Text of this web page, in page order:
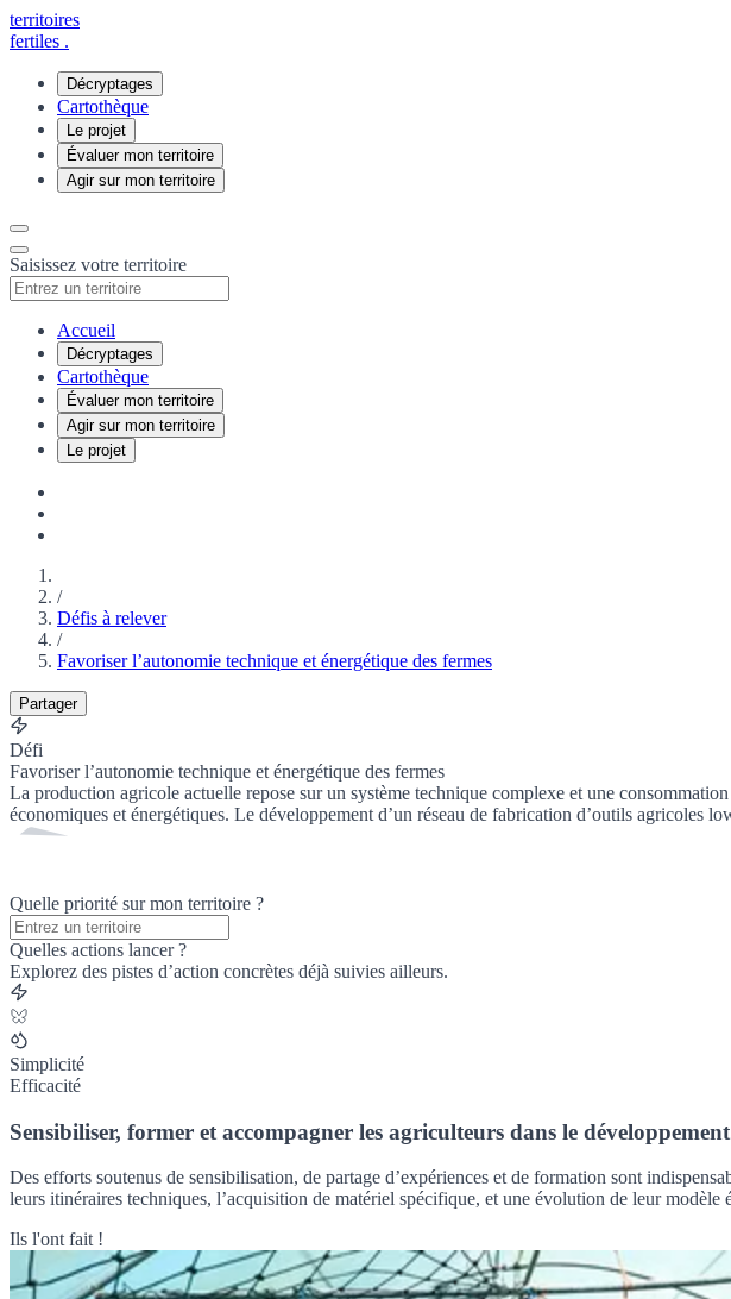
territoires
fertiles .
Décryptages
Cartothèque
Le projet
Évaluer mon territoire
Agir sur mon territoire
Saisissez votre territoire
Accueil
Décryptages
Cartothèque
Évaluer mon territoire
Agir sur mon territoire
Le projet
/
Défis à relever
/
Favoriser l’autonomie technique et énergétique des fermes
Partager
Défi
Favoriser l’autonomie technique et énergétique des fermes
La production agricole actuelle repose sur un système technique complexe et une
économiques et énergétiques. Le développement d’un réseau de fabrication d’outils agricoles
Quelle priorité sur mon territoire ?
Quelles actions lancer ?
Explorez des pistes d’action concrètes déjà suivies ailleurs.
Simplicité
Efficacité
Sensibiliser, former et accompagner les agriculteurs dans le
Des efforts soutenus de sensibilisation, de partage d’expériences et de formation sont
leurs itinéraires techniques, l’acquisition de matériel spécifique, et une évolution de leur modèle
Ils l'ont fait !